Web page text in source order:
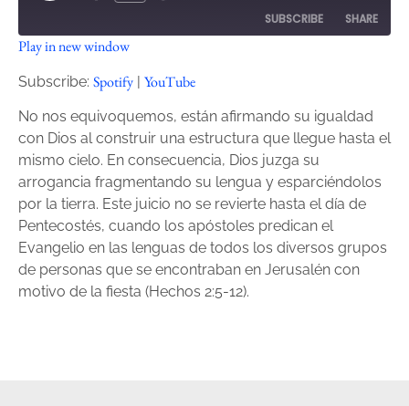
SUBSCRIBE SHARE
Spotify
SHARE
LINK
EMBED
Play in new window
Subscribe: Spotify | YouTube
No nos equivoquemos, están afirmando su igualdad
con Dios al construir una estructura que llegue hasta el
mismo cielo. En consecuencia, Dios juzga su
arrogancia fragmentando su lengua y esparciéndolos
por la tierra. Este juicio no se revierte hasta el día de
Pentecostés, cuando los apóstoles predican el
Evangelio en las lenguas de todos los diversos grupos
de personas que se encontraban en Jerusalén con
motivo de la fiesta (Hechos 2:5-12).